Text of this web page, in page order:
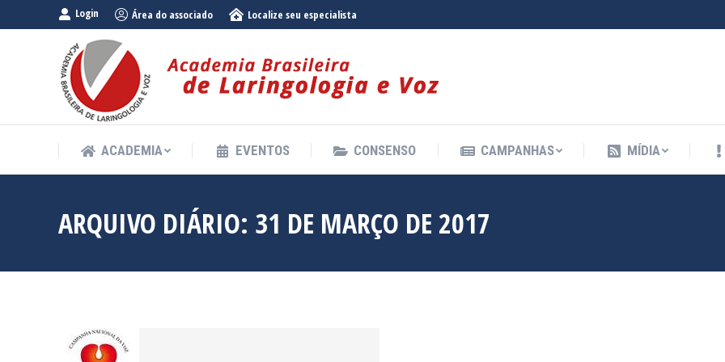
Login Área do associado Localize seu especialista
ACADEMIA
EVENTOS CONSENSO CAMPANHAS MÍDIA
ARQUIVO DIÁRIO: 31 DE MARÇO DE 2017
ACADEMIA EVENTOS CONSENSO CAMPANHAS MÍDIA